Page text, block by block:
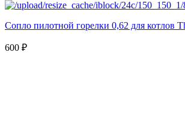
Сопло пилотной горелки 0,62 для котлов
600 ₽